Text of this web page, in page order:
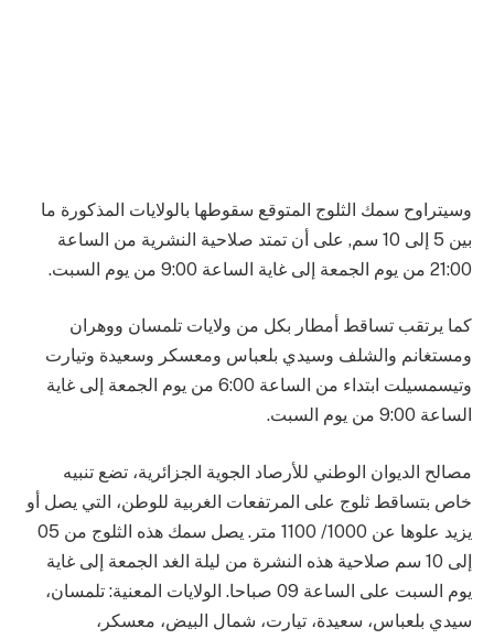
وسيتراوح سمك الثلوج المتوقع سقوطها بالولايات المذكورة ما
بين 5 إلى 10 سم, على أن تمتد صلاحية النشرية من الساعة
21:00 من يوم الجمعة إلى غاية الساعة 9:00 من يوم السبت.
كما يرتقب تساقط أمطار بكل من ولايات تلمسان ووهران
ومستغانم والشلف وسيدي بلعباس ومعسكر وسعيدة وتيارت
وتيسمسيلت ابتداء من الساعة 6:00 من يوم الجمعة إلى غاية
الساعة 9:00 من يوم السبت.
مصالح الديوان الوطني للأرصاد الجوية الجزائرية، تضع تنبيه
خاص بتساقط ثلوج على المرتفعات الغربية للوطن، التي يصل أو
يزيد علوها عن 1000/ 1100 متر. يصل سمك هذه الثلوج من 05
إلى 10 سم صلاحية هذه النشرة من ليلة الغد الجمعة إلى غاية
يوم السبت على الساعة 09 صباحا. الولايات المعنية: تلمسان،
سيدي بلعباس، سعيدة، تيارت، شمال البيض، معسكر،